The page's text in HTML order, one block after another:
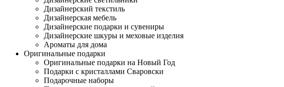
Дизайнерский текстиль
Дизайнерская мебель
Дизайнерские подарки и сувениры
Дизайнерские шкуры и меховые изделия
Ароматы для дома
Оригинальные подарки
Оригинальные подарки на Новый Год
Подарки с кристаллами Сваровски
Подарочные наборы